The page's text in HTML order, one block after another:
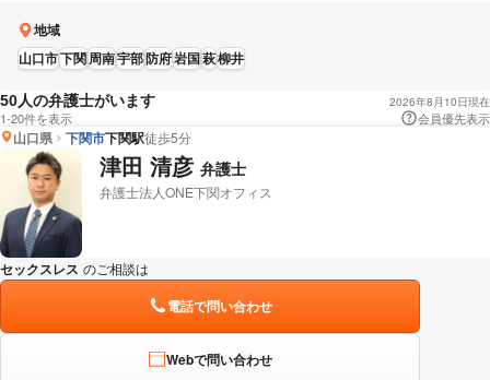
地域
山口市下関周南宇部防府岩国萩柳井
50人の弁護士がいます 2026年8月10日現在
1-20件を表示 会員優先表示
山口県 下関市下関駅徒歩5分
津田 清彦 弁護士
弁護士法人ONE下関オフィス
セックスレス のご相談は
電話で問い合わせ
Webで問い合わせ